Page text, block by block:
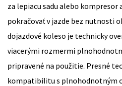
za lepiacu sadu alebo kompresor
pokračovať v jazde bez nutnosti
dojazdové koleso je technicky
viacerými rozmermi
pripravené na použitie. Presné
kompatibilitu s plnohodnotným